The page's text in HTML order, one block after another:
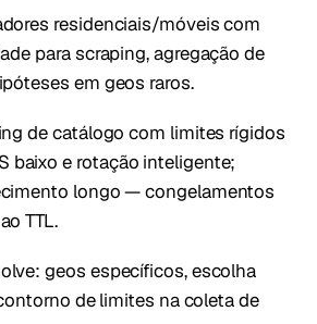
residenciais/móveis com
para scraping, agregação de
em geos raros.
de catálogo com limites rígidos
baixo e rotação inteligente;
longo — congelamentos
TTL.
geos específicos, escolha
de limites na coleta de